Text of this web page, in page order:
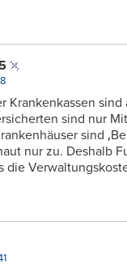
Krankenkassen sind
sind nur
sind
nur zu. Deshalb
die